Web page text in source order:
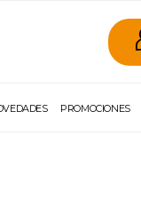
PROMOCIONES